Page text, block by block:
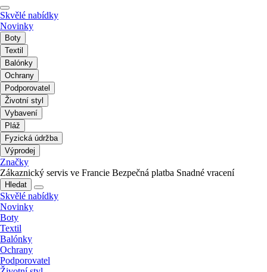
Skvělé nabídky
Novinky
Boty
Textil
Balónky
Ochrany
Podporovatel
Životní styl
Vybavení
Pláž
Fyzická údržba
Výprodej
Značky
Zákaznický servis ve Francie Bezpečná platba Snadné vracení
Hledat
Skvělé nabídky
Novinky
Boty
Textil
Balónky
Ochrany
Podporovatel